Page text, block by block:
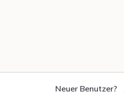
Neuer Benutzer?